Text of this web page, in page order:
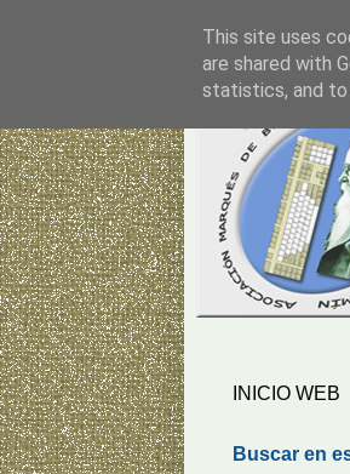
INICIO WEB
Buscar en
This site uses
are shared with
statistics, and to